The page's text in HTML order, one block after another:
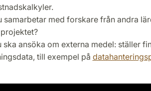
samarbetar med forskare från andra
ska ansöka om externa medel: ställer
till exempel på